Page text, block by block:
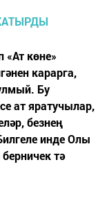
көне»
карарга,
Бу
ат яратучылар,
безнең
инде Олы
тә